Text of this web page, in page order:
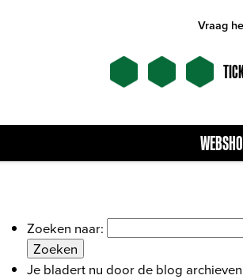
Vraag
Zoeken naar:
Je bladert nu door de blog